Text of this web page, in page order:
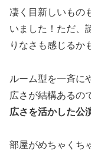
凄く目新しいもの
いました！ただ、
りなさも感じるか
ルーム型を一斉に
広さが結構あるの
広さを活かした公
部屋がめちゃくち